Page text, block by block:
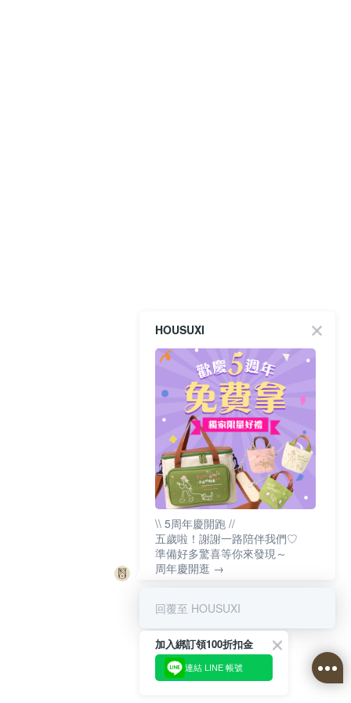
HOUSUXI
\\ 5周年慶開跑 //
五歲啦！謝謝一路陪伴我們♡
準備好多驚喜等你來發現～
周年慶開逛 →
回覆至 HOUSUXI
加入綁訂領100折扣金
連結 LINE 帳號